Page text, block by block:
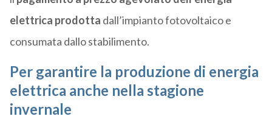
elettrica prodotta dall’impianto fotovoltaico e
consumata dallo stabilimento.
Per garantire la produzione di energia
elettrica anche nella stagione
invernale